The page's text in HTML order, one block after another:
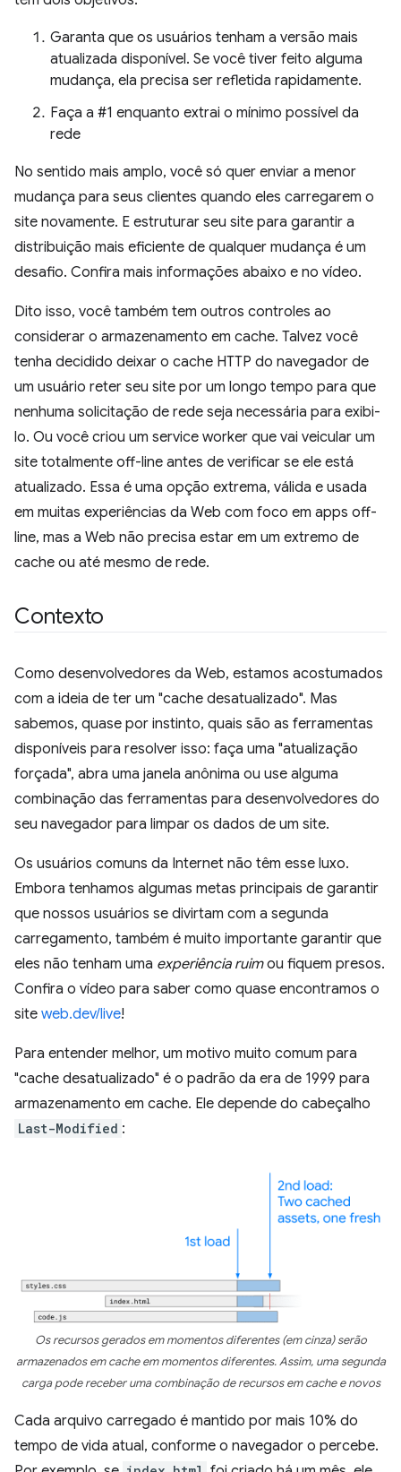
Garanta que os usuários tenham a versão mais
atualizada disponível. Se você tiver feito alguma
mudança, ela precisa ser refletida rapidamente.
Faça a #1 enquanto extrai o mínimo possível da
rede
No sentido mais amplo, você só quer enviar a menor
mudança para seus clientes quando eles carregarem o
site novamente. E estruturar seu site para garantir a
distribuição mais eficiente de qualquer mudança é um
desafio. Confira mais informações abaixo e no vídeo.
Dito isso, você também tem outros controles ao
considerar o armazenamento em cache. Talvez você
tenha decidido deixar o cache HTTP do navegador de
um usuário reter seu site por um longo tempo para que
nenhuma solicitação de rede seja necessária para exibi-
lo. Ou você criou um service worker que vai veicular um
site totalmente off-line antes de verificar se ele está
atualizado. Essa é uma opção extrema, válida e usada
em muitas experiências da Web com foco em apps off-
line, mas a Web não precisa estar em um extremo de
cache ou até mesmo de rede.
Contexto
Como desenvolvedores da Web, estamos acostumados
com a ideia de ter um "cache desatualizado". Mas
sabemos, quase por instinto, quais são as ferramentas
disponíveis para resolver isso: faça uma "atualização
forçada", abra uma janela anônima ou use alguma
combinação das ferramentas para desenvolvedores do
seu navegador para limpar os dados de um site.
Os usuários comuns da Internet não têm esse luxo.
Embora tenhamos algumas metas principais de garantir
que nossos usuários se divirtam com a segunda
carregamento, também é muito importante garantir que
eles não tenham uma experiência ruimou fiquem presos.
Confira o vídeo para saber como quase encontramos o
site web.dev/live!
Para entender melhor, um motivo muito comum para
"cache desatualizado" é o padrão da era de 1999 para
armazenamento em cache. Ele depende do cabeçalho
Last-Modified :
Os recursos gerados em momentos diferentes (em cinza) serão
armazenados em cache em momentos diferentes. Assim, uma segunda
carga pode receber uma combinação de recursos em cache e novos
Cada arquivo carregado é mantido por mais 10% do
tempo de vida atual, conforme o navegador o percebe.